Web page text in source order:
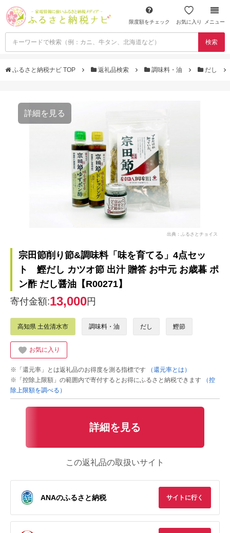
限度額をチェック お気に入り メニュー
検索
ふるさと納税ナビ TOP 返礼品検索 調味料・油 だし
詳細を見る
出典：ふるさとチョイス
宗田節削り節&調味料「味を育てる」4点セッ
ト 鰹だし カツオ節 出汁 贈答 お中元 お歳暮 ポ
ン酢 だし醤油【R00271】
寄付金額:13,000円
高知県 土佐清水市 調味料・油 だし 鰹節
お気に入り
※「還元率」とは返礼品のお得度を測る指標です
（還元率とは）
※「控除上限額」の範囲内で寄付するとお得にふるさと納税できます
（控
除上限額を調べる）
詳細を見る
この返礼品の取扱いサイト
ANAのふるさと納税 サイトに行く